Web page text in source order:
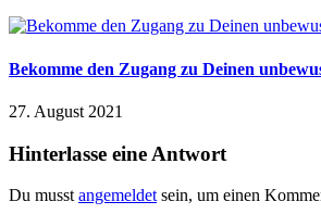
Bekomme den Zugang zu Deinen
27. August 2021
Hinterlasse eine Antwort
Du musst angemeldet sein, um einen